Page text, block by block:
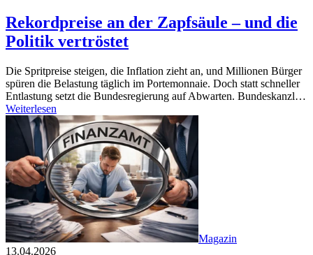
Rekordpreise an der Zapfsäule – und die
Politik vertröstet
Die Spritpreise steigen, die Inflation zieht an, und Millionen Bürger
spüren die Belastung täglich im Portemonnaie. Doch statt schneller
Entlastung setzt die Bundesregierung auf Abwarten. Bundeskanzl…
Weiterlesen
Magazin
13.04.2026